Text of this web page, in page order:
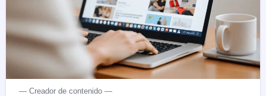
— Creador de contenido —